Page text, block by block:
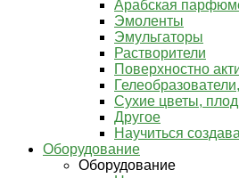
Арабская
Эмоленты
Эмульгаторы
Растворители
Поверхностно
Сухие цветы,
Другое
Научиться
Оборудование
Оборудование